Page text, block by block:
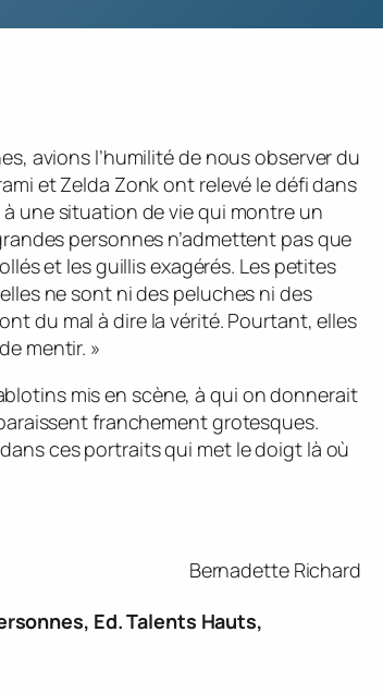
avions l’humilité de nous observer du
et Zelda Zonk ont relevé le défi dans
une situation de vie qui montre un
personnes n’admettent pas que
et les guillis exagérés. Les petites
ne sont ni des peluches ni des
du mal à dire la vérité. Pourtant, elles
mentir. »
mis en scène, à qui on donnerait
franchement grotesques.
ces portraits qui met le doigt là où
Bernadette Richard
, Ed. Talents Hauts,